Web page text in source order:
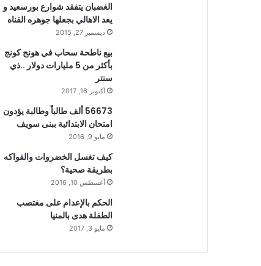
الغضبان يتفقد شوارع بورسعيد و
يعد الاهالي بجعلها جوهره القناه
ديسمبر 27, 2015
بيع ناطحة سحاب في هونج كونج
بأكثر من 5 مليارات دولار ..ذي
سنتر
أكتوبر 16, 2017
56673 ألف طالباً وطالبة يؤدون
امتحان الابتدائية ببنى سويف
مايو 9, 2016
كيف تغسل الخضروات والفواكه
بطريقة صحية؟
أغسطس 10, 2016
الحكم بالإعدام على مغتصب
الطفلة هدى بالمنيا
مايو 3, 2017